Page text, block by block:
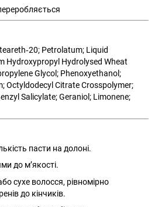
Petrolatum; Liquid
Hydroxypropyl Hydrolysed Wheat
Glycol; Phenoxyethanol;
Octyldodecyl Citrate Crosspolymer;
Salicylate; Geraniol; Limonene;
пасти на долоні.
до м’якості.
сухе волосся, рівномірно
до кінчиків.